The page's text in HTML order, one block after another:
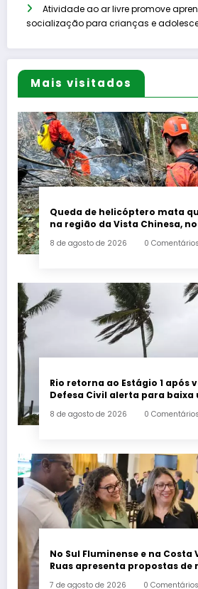
Atividade ao ar livre promove
socialização para crianças e
Mais visitados
Queda de helicóptero mata
na região da Vista Chinesa, no
8 de agosto de 2026 0 Comentários
Rio retorna ao Estágio 1 após
Defesa Civil alerta para baixa
8 de agosto de 2026 0 Comentários
No Sul Fluminense e na Costa
Ruas apresenta propostas
7 de agosto de 2026 0 Comentários